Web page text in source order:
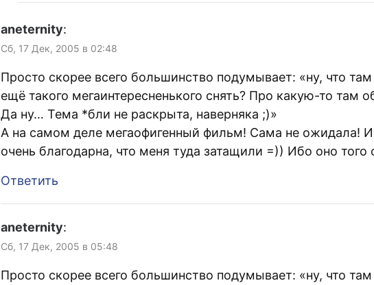
aneternity:
Сб, 17 Дек, 2005 в 02:48
Просто скорее всего большинство подумывает: «ну, что
ещё такого мегаинтересненького снять? Про какую-то там
Да ну… Тема *бли не раскрыта, наверняка ;)»
А на самом деле мегаофигенный фильм! Сама не ожидала! И
очень благодарна, что меня туда затащили =)) Ибо оно того
Ответить
aneternity:
Сб, 17 Дек, 2005 в 05:48
Просто скорее всего большинство подумывает: «ну, что